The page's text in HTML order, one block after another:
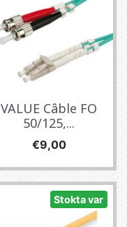
VALUE Câble FO
50/125,...
Fiyat
€9,00
Stokta var